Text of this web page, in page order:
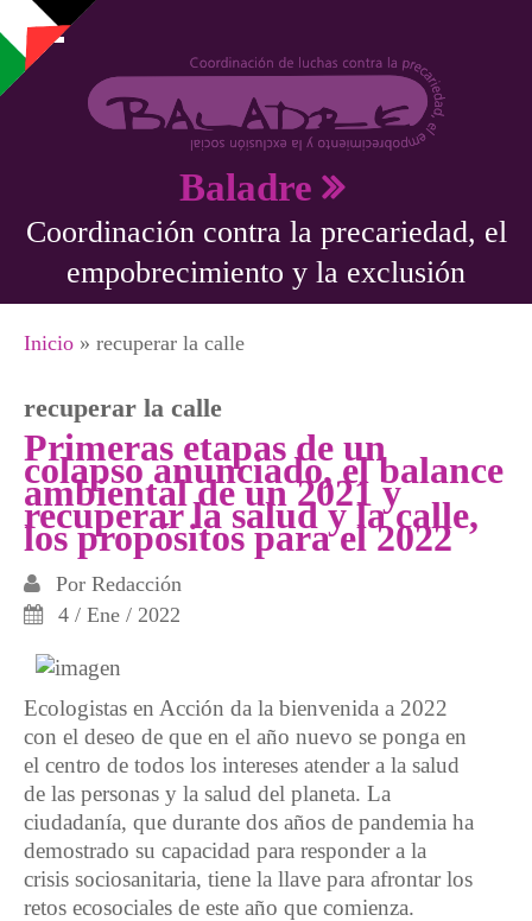
Pasar al contenido principal
Baladre
Coordinación contra la precariedad, el
empobrecimiento y la exclusión
Se encuentra usted aquí
Inicio » recuperar la calle
recuperar la calle
Primeras etapas de un
colapso anunciado, el balance
ambiental de un 2021 y
recuperar la salud y la calle,
los propósitos para el 2022
Por Redacción
4 / Ene / 2022
Ecologistas en Acción da la bienvenida a 2022
con el deseo de que en el año nuevo se ponga en
el centro de todos los intereses atender a la salud
de las personas y la salud del planeta. La
ciudadanía, que durante dos años de pandemia ha
demostrado su capacidad para responder a la
crisis sociosanitaria, tiene la llave para afrontar los
retos ecosociales de este año que comienza.